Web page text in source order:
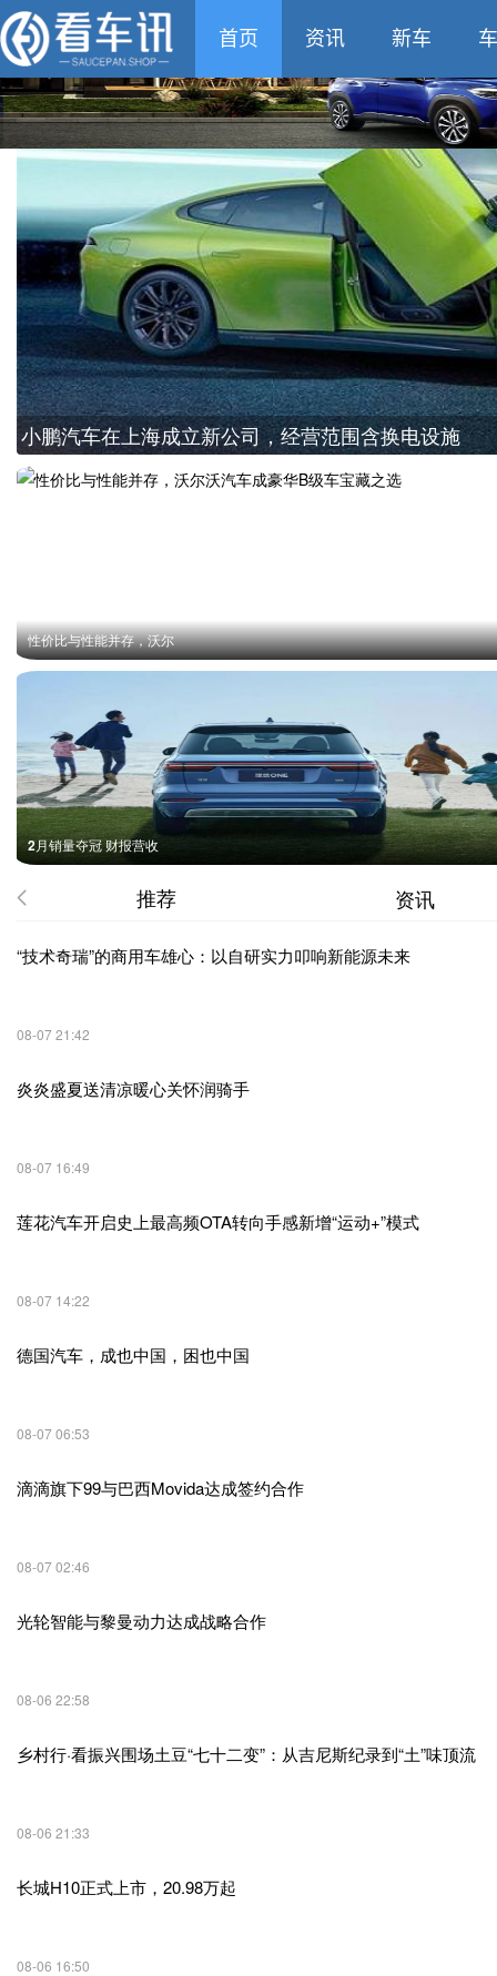
看车讯
首页 资讯 新车
小鹏汽车在上海成立新公司，经营范围含换电设施
性价比与性能并存，沃尔
2月销量夺冠 财报营收
推荐 资讯
“技术奇瑞”的商用车雄心：以自研实力叩响新能源未来
08-07 21:42
炎炎盛夏送清凉暖心关怀润骑手
08-07 16:49
莲花汽车开启史上最高频OTA转向手感新增“运动+”模式
08-07 14:22
德国汽车，成也中国，困也中国
08-07 06:53
滴滴旗下99与巴西Movida达成签约合作
08-07 02:46
光轮智能与黎曼动力达成战略合作
08-06 22:58
乡村行·看振兴围场土豆“七十二变”：从吉尼斯纪录到“土”味顶流
08-06 21:33
长城H10正式上市，20.98万起
08-06 16:50